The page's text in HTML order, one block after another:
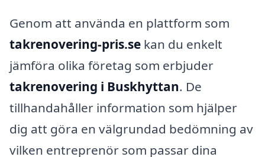
Genom att använda en plattform som
takrenovering-pris.se kan du enkelt
jämföra olika företag som erbjuder
takrenovering i Buskhyttan. De
tillhandahåller information som hjälper
dig att göra en välgrundad bedömning av
vilken entreprenör som passar dina